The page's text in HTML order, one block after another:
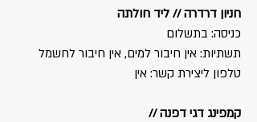
חניון דרדרה // ליד חולתה
כניסה: בתשלום
תשתיות: אין חיבור למים, אין חיבור לחשמל
טלפון ליצירת קשר: אין​
קמפינג דגי דפנה //